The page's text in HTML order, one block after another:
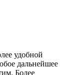
удобной
дальнейшее
Более